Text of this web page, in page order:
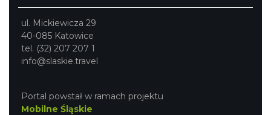
ul. Mickiewicza 29
40-085 Katowice
tel. (32) 207 207 1
info@slaskie.travel
Portal powstał w ramach projektu
Mobilne Śląskie